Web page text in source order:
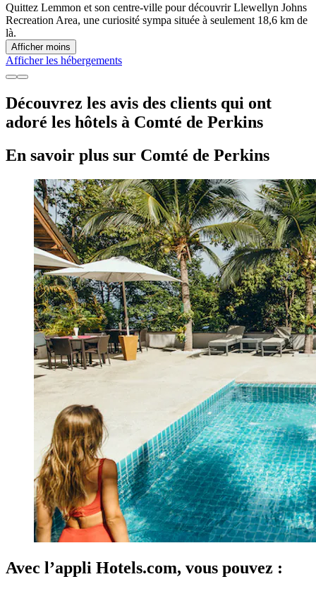
Quittez Lemmon et son centre-ville pour découvrir Llewellyn Johns
Recreation Area, une curiosité sympa située à seulement 18,6 km de
là.
Afficher moins
Afficher les hébergements
Découvrez les avis des clients qui ont
adoré les hôtels à Comté de Perkins
En savoir plus sur Comté de Perkins
Avec l’appli Hotels.com, vous pouvez :